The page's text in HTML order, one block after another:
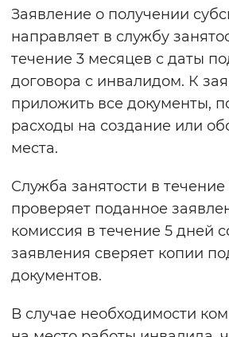
Заявление о получении
направляет в службу
течение 3 месяцев с даты
договора с инвалидом. К
приложить все документы,
расходы на создание или
места.
Служба занятости в
проверяет поданное
комиссия в течение 5 дней
заявления сверяет копии
документов.
В случае необходимости